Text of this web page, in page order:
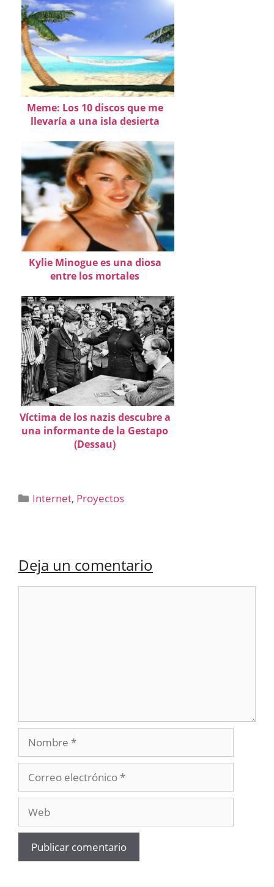
Meme: Los 10 discos que me
llevaría a una isla desierta
Kylie Minogue es una diosa
entre los mortales
Víctima de los nazis descubre a
una informante de la Gestapo
(Dessau)
Categorías
Internet, Proyectos
Deja un comentario
Nombre
electrónico